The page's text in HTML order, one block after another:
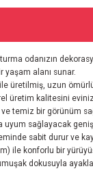
odanızın
yaşam alanı sunar.
üretilmiş, uzun ömürlü
üretim kalitesini
ve temiz bir görünüm
uyum sağlayacak
sabit durur ve
ile konforlu bir
dokusuyla